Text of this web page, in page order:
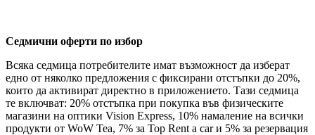
Седмични оферти по избор
Всяка седмица потребителите имат възможност да изберат
едно от няколко предложения с фиксирани отстъпки до 20%,
които да активират директно в приложението. Тази седмица
те включват: 20% отстъпка при покупка във физическите
магазини на оптики Vision Express, 10% намаление на всички
продукти от WoW Tea, 7% за Top Rent a car и 5% за резервация